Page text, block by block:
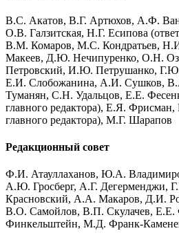
В.С. Акатов, В.Г. Артюхов, А.Ф.
О.В. Галзитская, Н.Г. Есипова
В.М. Комаров, М.С. Кондратьев,
Макеев, Д.Ю. Нечипуренко, О.Н.
Петровский, И.Ю. Петрушанко,
Е.И. Слобожанина, А.И. Сушков,
Туманян, С.Н. Удальцов, Е.Е.
главного редактора), Е.Я.
главного редактора), М.Г. Шарапов
Редакционный совет
Ф.И. Атауллаханов, Ю.А.
А.Ю. Гросберг, А.Г. Дегерменджи,
Красновский, А.А. Макаров, Д.И.
В.О. Самойлов, В.П. Скулачев, Е.Е.
Финкельштейн, М.Д. Фpанк-